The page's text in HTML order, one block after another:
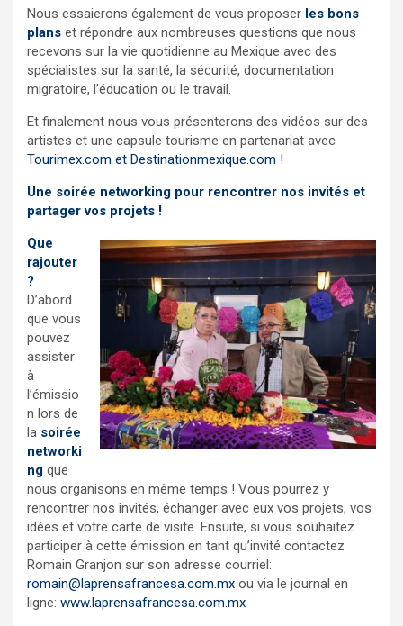
Nous essaierons également de vous proposer les bons
plans et répondre aux nombreuses questions que nous
recevons sur la vie quotidienne au Mexique avec des
spécialistes sur la santé, la sécurité, documentation
migratoire, l’éducation ou le travail.
Et finalement nous vous présenterons des vidéos sur des
artistes et une capsule tourisme en partenariat avec
Tourimex.com et Destinationmexique.com !
Une soirée networking pour rencontrer nos invités et
partager vos projets !
Que
rajouter
?
D’abord
que vous
pouvez
assister
à
l’émissio
n lors de
la soirée
networki
ng que
nous organisons en même temps ! Vous pourrez y
rencontrer nos invités, échanger avec eux vos projets, vos
idées et votre carte de visite. Ensuite, si vous souhaitez
participer à cette émission en tant qu’invité contactez
Romain Granjon sur son adresse courriel:
romain@laprensafrancesa.com.mx ou via le journal en
ligne: www.laprensafrancesa.com.mx